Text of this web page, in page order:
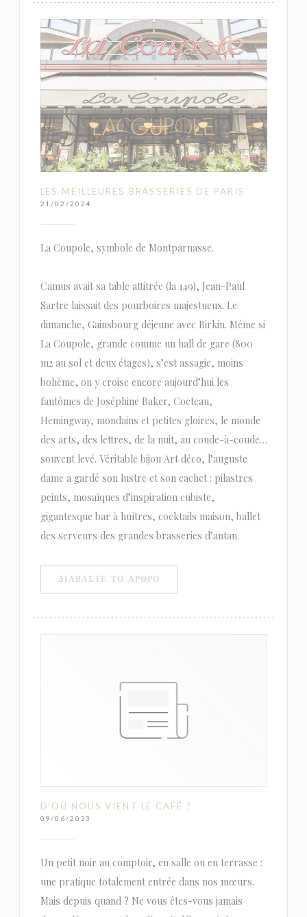
LES MEILLEURES BRASSERIES DE PARIS
21/02/2024
La Coupole, symbole de Montparnasse.
Camus avait sa table attitrée (la 149), Jean-Paul
Sartre laissait des pourboires majestueux. Le
dimanche, Gainsbourg déjeune avec Birkin. Même si
La Coupole, grande comme un hall de gare (800
m2 au sol et deux étages), s’est assagie, moins
bohème, on y croise encore aujourd’hui les
fantômes de Joséphine Baker, Cocteau,
Hemingway, mondains et petites gloires, le monde
des arts, des lettres, de la nuit, au coude-à-coude…
souvent levé. Véritable bijou Art déco, l’auguste
dame a gardé son lustre et son cachet : pilastres
peints, mosaïques d’inspiration cubiste,
gigantesque bar à huîtres, cocktails maison, ballet
des serveurs des grandes brasseries d’antan.
ΔΙΑΒΆΣΤΕ ΤΟ ΆΡΘΡΟ((ΑΝΟΊΓΕΙ ΣΕ ΝΈΟ
D’OÙ NOUS VIENT LE CAFÉ ?
09/06/2023
Un petit noir au comptoir, en salle ou en terrasse :
une pratique totalement entrée dans nos mœurs.
Mais depuis quand ? Ne vous êtes-vous jamais